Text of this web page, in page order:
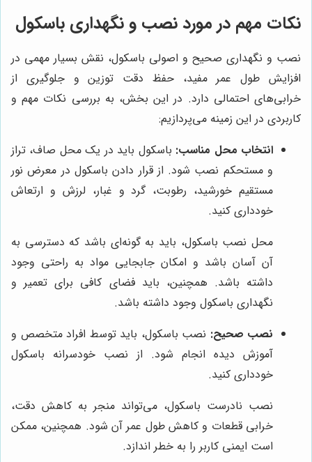
نکات مهم در مورد نصب و نگهداری باسکول
نصب و نگهداری صحیح و اصولی باسکول، نقش بسیار مهمی در
افزایش طول عمر مفید، حفظ دقت توزین و جلوگیری از
خرابی‌های احتمالی دارد. در این بخش، به بررسی نکات مهم و
کاربردی در این زمینه می‌پردازیم:
انتخاب محل مناسب: باسکول باید در یک محل صاف، تراز
و مستحکم نصب شود. از قرار دادن باسکول در معرض نور
مستقیم خورشید، رطوبت، گرد و غبار، لرزش و ارتعاش
خودداری کنید.
محل نصب باسکول، باید به گونه‌ای باشد که دسترسی به
آن آسان باشد و امکان جابجایی مواد به راحتی وجود
داشته باشد. همچنین، باید فضای کافی برای تعمیر و
نگهداری باسکول وجود داشته باشد.
نصب صحیح: نصب باسکول، باید توسط افراد متخصص و
آموزش دیده انجام شود. از نصب خودسرانه باسکول
خودداری کنید.
نصب نادرست باسکول، می‌تواند منجر به کاهش دقت،
خرابی قطعات و کاهش طول عمر آن شود. همچنین، ممکن
است ایمنی کاربر را به خطر اندازد.